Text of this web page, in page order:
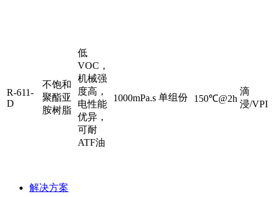
R-611-
D
不饱和
聚酯亚
胺树脂
低
VOC，
机械强
度高，
电性能
优异，
可耐
ATF油
1000mPa.s 单组份 150℃@2h
滴
浸/VPI
解决方案